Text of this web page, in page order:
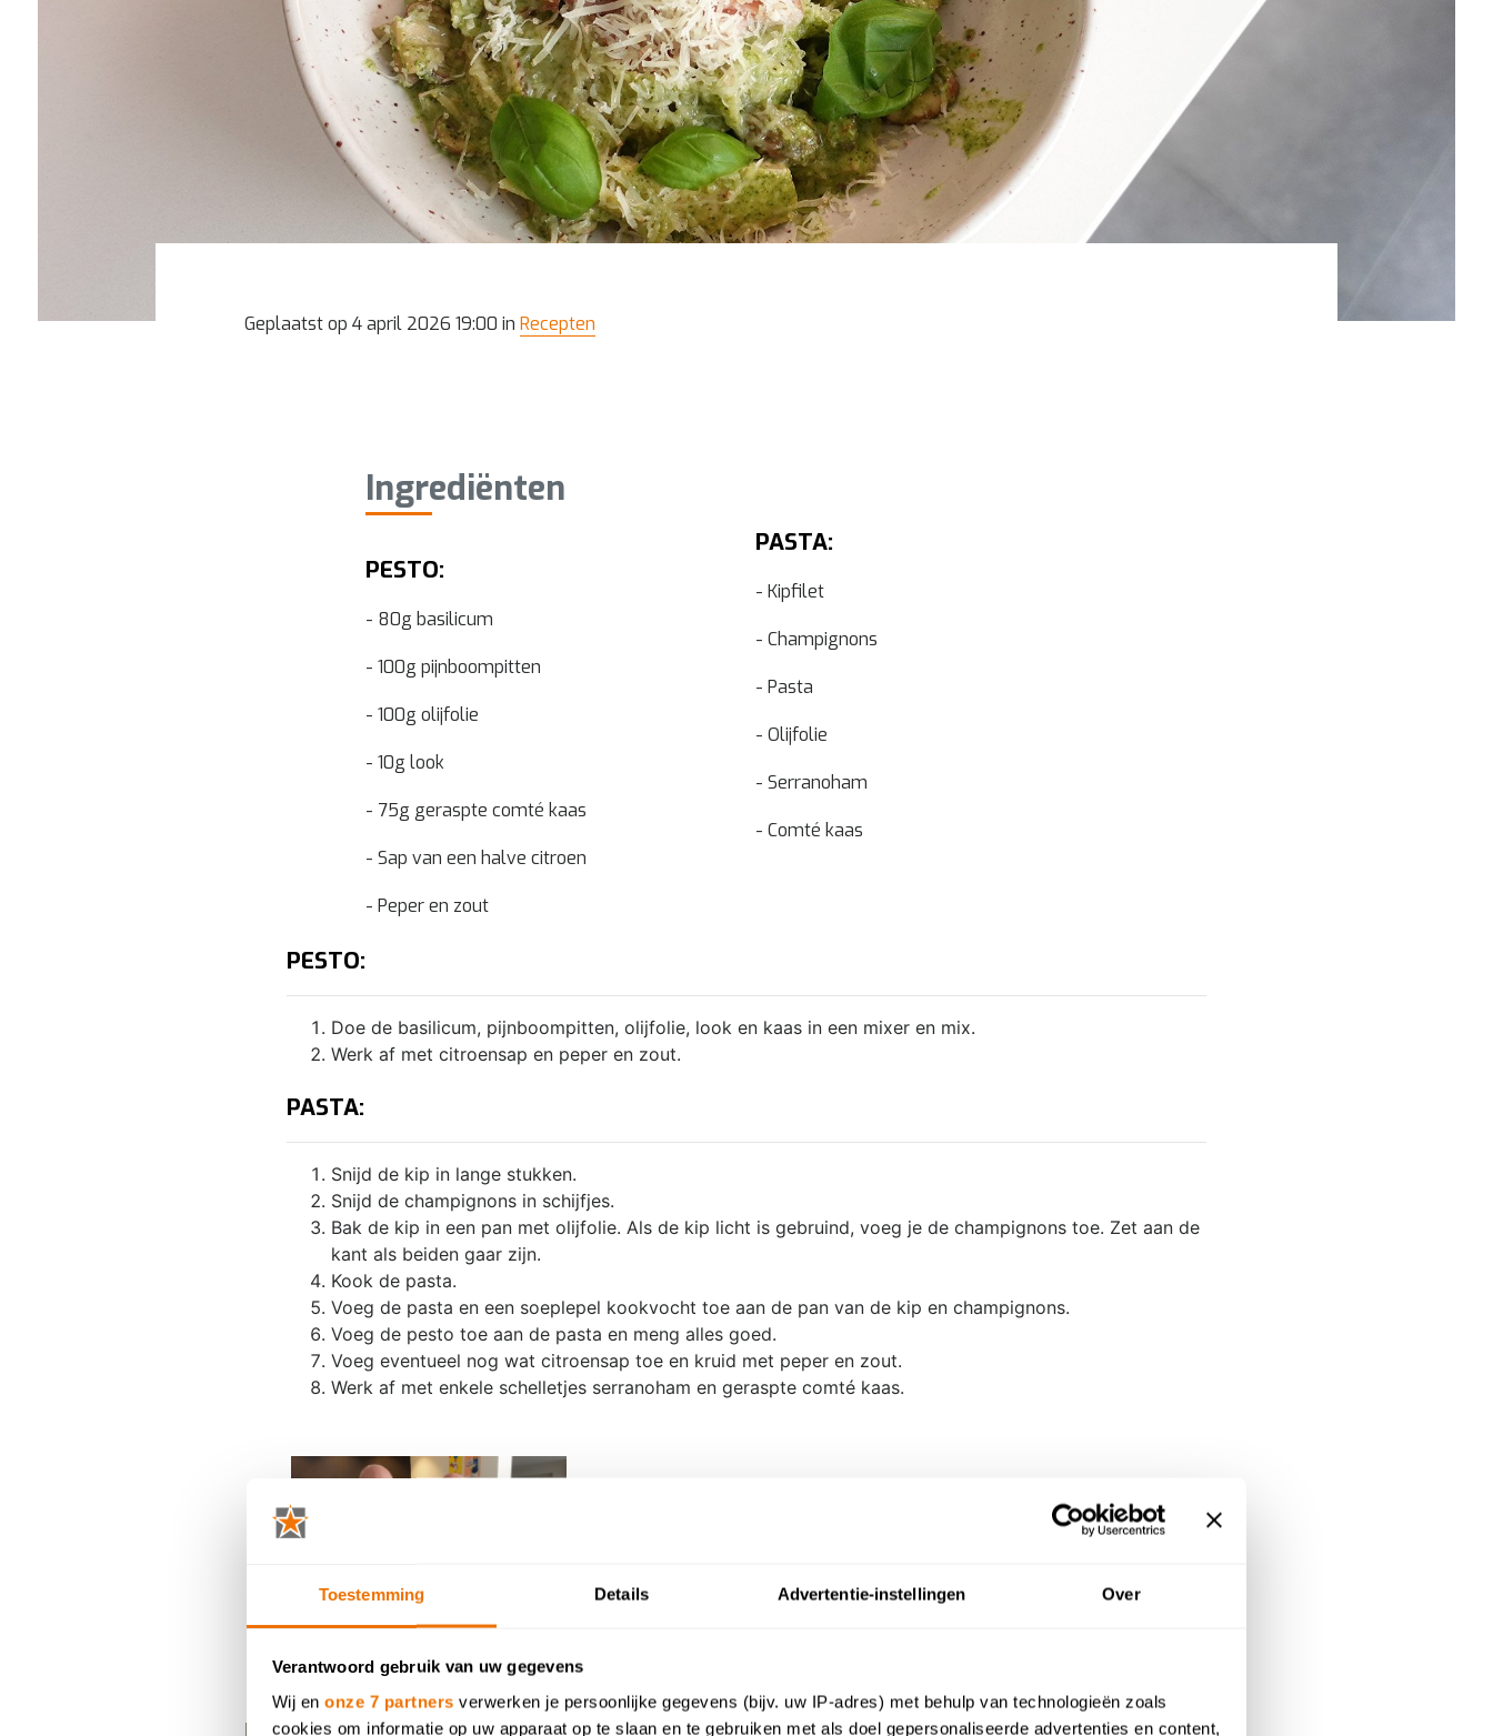
Toestemming Details Advertentie-instellingen Over
Verantwoord gebruik van uw gegevens
Wij en onze 7 partners verwerken je persoonlijke gegevens (bijv. uw IP-adres) met behulp van technologieën zoals
cookies om informatie op uw apparaat op te slaan en te gebruiken met als doel gepersonaliseerde advertenties en content,
Geplaatst op 4 april 2026 19:00 in Recepten
Ingrediënten
PESTO:
- 80g basilicum
- 100g pijnboompitten
- 100g olijfolie
- 10g look
- 75g geraspte comté kaas
- Sap van een halve citroen
- Peper en zout
PASTA:
- Kipfilet
- Champignons
- Pasta
- Olijfolie
- Serranoham
- Comté kaas
PESTO:
Doe de basilicum, pijnboompitten, olijfolie, look en kaas in een mixer en mix.
Werk af met citroensap en peper en zout.
PASTA:
Snijd de kip in lange stukken.
Snijd de champignons in schijfjes.
Bak de kip in een pan met olijfolie. Als de kip licht is gebruind, voeg je de champignons toe. Zet aan de
kant als beiden gaar zijn.
Kook de pasta.
Voeg de pasta en een soeplepel kookvocht toe aan de pan van de kip en champignons.
Voeg de pesto toe aan de pasta en meng alles goed.
Voeg eventueel nog wat citroensap toe en kruid met peper en zout.
Werk af met enkele schelletjes serranoham en geraspte comté kaas.